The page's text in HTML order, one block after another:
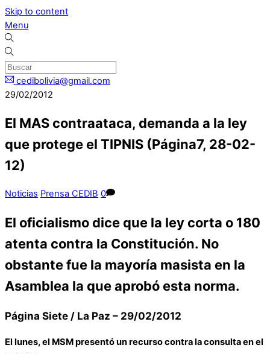
Skip to content
Menu
cedibolivia@gmail.com
29/02/2012
El MAS contraataca, demanda a la ley
que protege el TIPNIS (Página7, 28-02-
12)
Noticias Prensa CEDIB 0
El oficialismo dice que la ley corta o 180
atenta contra la Constitución. No
obstante fue la mayoría masista en la
Asamblea la que aprobó esta norma.
Página Siete / La Paz – 29/02/2012
El lunes, el MSM presentó un recurso contra la consulta en el